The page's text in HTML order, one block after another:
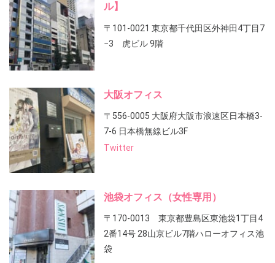
ル】
〒101-0021 東京都千代田区外神田4丁目7
−3 虎ビル 9階
大阪オフィス
〒556-0005 大阪府大阪市浪速区日本橋3-
7-6 日本橋無線ビル3F
Twitter
池袋オフィス（女性専用）
〒170-0013 東京都豊島区東池袋1丁目4
2番14号 28山京ビル7階ハローオフィス池
袋